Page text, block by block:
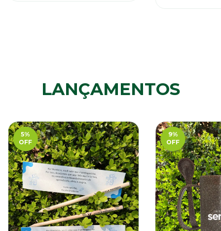
LANÇAMENTOS
5%
OFF
9%
OFF